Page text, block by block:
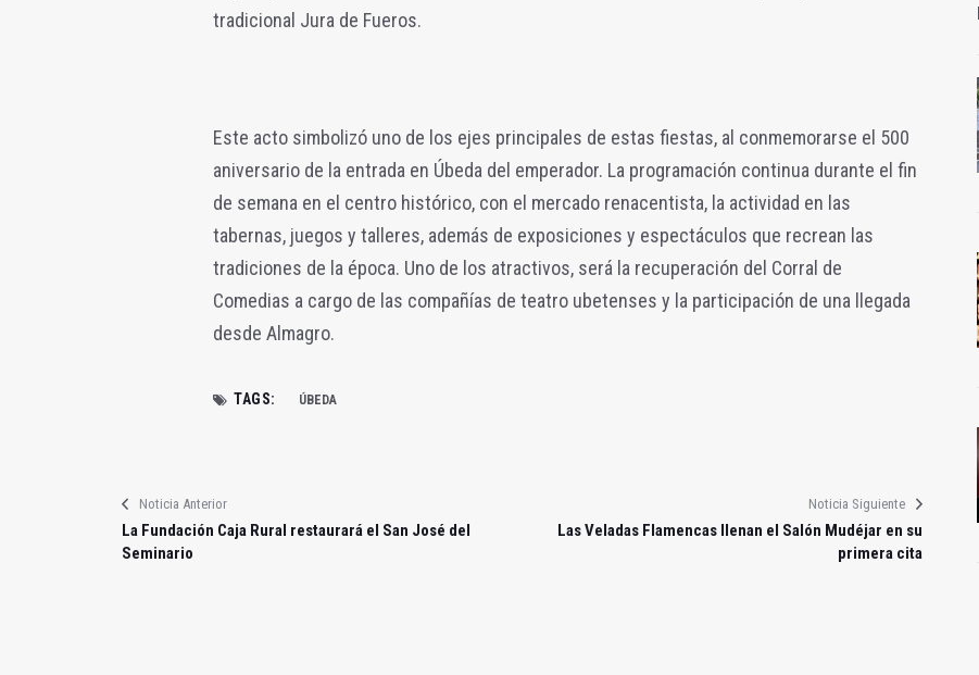
tradicional Jura de Fueros.
Este acto simbolizó uno de los ejes principales de estas fiestas, al conmemorarse el 500
aniversario de la entrada en Úbeda del emperador. La programación continua durante el fin
de semana en el centro histórico, con el mercado renacentista, la actividad en las
tabernas, juegos y talleres, además de exposiciones y espectáculos que recrean las
tradiciones de la época. Uno de los atractivos, será la recuperación del Corral de
Comedias a cargo de las compañías de teatro ubetenses y la participación de una llegada
desde Almagro.
TAGS: ÚBEDA
Noticia Anterior
La Fundación Caja Rural restaurará el San José del
Seminario
Noticia Siguiente
Las Veladas Flamencas llenan el Salón Mudéjar en su
primera cita